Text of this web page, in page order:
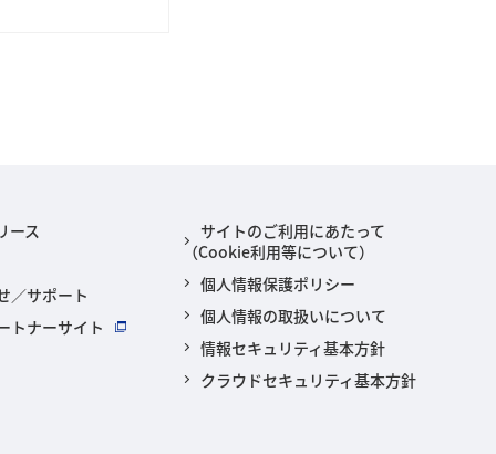
ース
／サポート
トナーサイト
サイトのご利用にあたって
（Cookie利用等について）
個人情報保護ポリシー
個人情報の取扱いについて
情報セキュリティ基本方針
クラウドセキュリティ基本方針